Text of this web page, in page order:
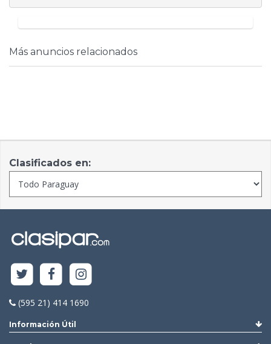
Más anuncios relacionados
Clasificados en:
(595 21) 414 1690
Información Útil